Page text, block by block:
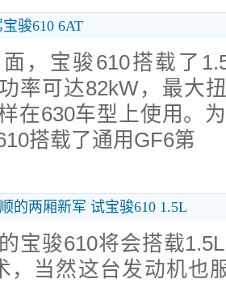
骏610 6AT
，宝骏610搭载了
率可达82kW，最大
在630车型上使用。
搭载了通用GF6第
的两厢新军 试宝骏610 1.5L
宝骏610将会搭载
，当然这台发动机也